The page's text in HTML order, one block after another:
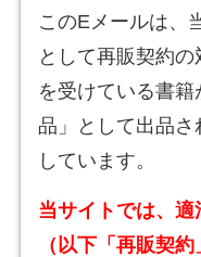
このEメールは、
として再販契約
を受けている書
品」として出品さ
しています。
当サイトでは、
（以下「再販契